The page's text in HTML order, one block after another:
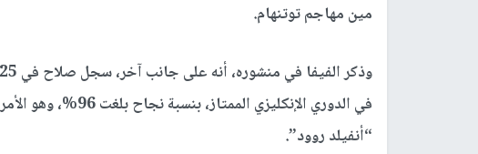
مين مهاجم توتنهام.
في الدوري الإنكليزي
“أنفيلد روود”.